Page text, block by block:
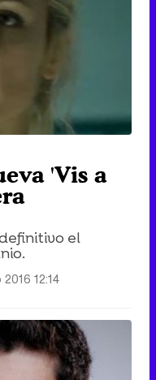
'Vis a
el
12:14